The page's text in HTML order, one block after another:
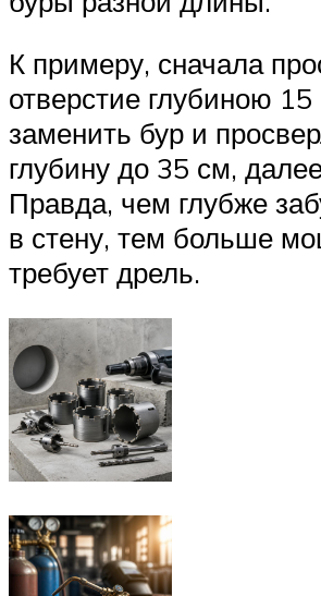
К примеру, сначала
отверстие глубиною
заменить бур и
глубину до 35 см,
Правда, чем глубже
в стену, тем больше
требует дрель.